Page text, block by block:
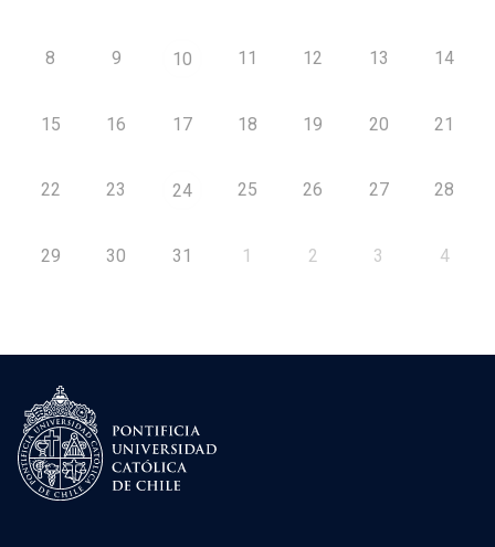
8 9 10 11 12 13 14
15 16 17 18 19 20 21
22 23 24 25 26 27 28
29 30 31 1 2 3 4